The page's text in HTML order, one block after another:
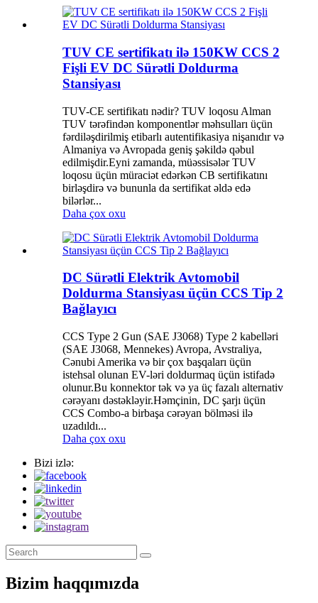
TUV CE sertifikatı ilə 150KW CCS 2
Fişli EV DC Sürətli Doldurma
Stansiyası
TUV-CE sertifikatı nədir? TUV loqosu Alman
TUV tərəfindən komponentlər məhsulları üçün
fərdiləşdirilmiş etibarlı autentifikasiya nişanıdır və
Almaniya və Avropada geniş şəkildə qəbul
edilmişdir.Eyni zamanda, müəssisələr TUV
loqosu üçün müraciət edərkən CB sertifikatını
birləşdirə və bununla da sertifikat əldə edə
bilərlər...
Daha çox oxu
DC Sürətli Elektrik Avtomobil
Doldurma Stansiyası üçün CCS Tip 2
Bağlayıcı
CCS Type 2 Gun (SAE J3068) Type 2 kabelləri
(SAE J3068, Mennekes) Avropa, Avstraliya,
Cənubi Amerika və bir çox başqaları üçün
istehsal olunan EV-ləri doldurmaq üçün istifadə
olunur.Bu konnektor tək və ya üç fazalı alternativ
cərəyanı dəstəkləyir.Həmçinin, DC şarjı üçün
CCS Combo-a birbaşa cərəyan bölməsi ilə
uzadıldı...
Daha çox oxu
Bizi izlə:
Bizim haqqımızda